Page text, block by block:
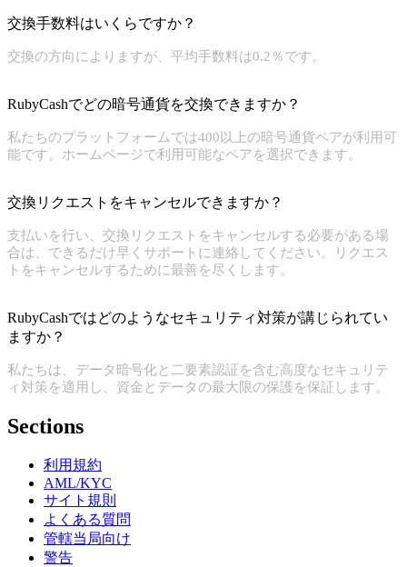
交換手数料はいくらですか？
交換の方向によりますが、平均手数料は0.2％です。
RubyCashでどの暗号通貨を交換できますか？
私たちのプラットフォームでは400以上の暗号通貨ペアが利用可
能です。ホームページで利用可能なペアを選択できます。
交換リクエストをキャンセルできますか？
支払いを行い、交換リクエストをキャンセルする必要がある場
合は、できるだけ早くサポートに連絡してください。リクエス
トをキャンセルするために最善を尽くします。
RubyCashではどのようなセキュリティ対策が講じられてい
ますか？
私たちは、データ暗号化と二要素認証を含む高度なセキュリテ
ィ対策を適用し、資金とデータの最大限の保護を保証します。
Sections
利用規約
AML/KYC
サイト規則
よくある質問
管轄当局向け
警告